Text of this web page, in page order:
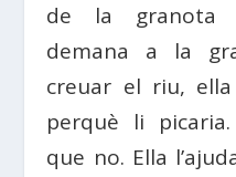
de la granota i
demana a la
creuar el riu,
perquè li
que no. Ella